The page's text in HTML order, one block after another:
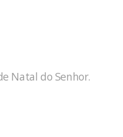
Natal do Senhor.